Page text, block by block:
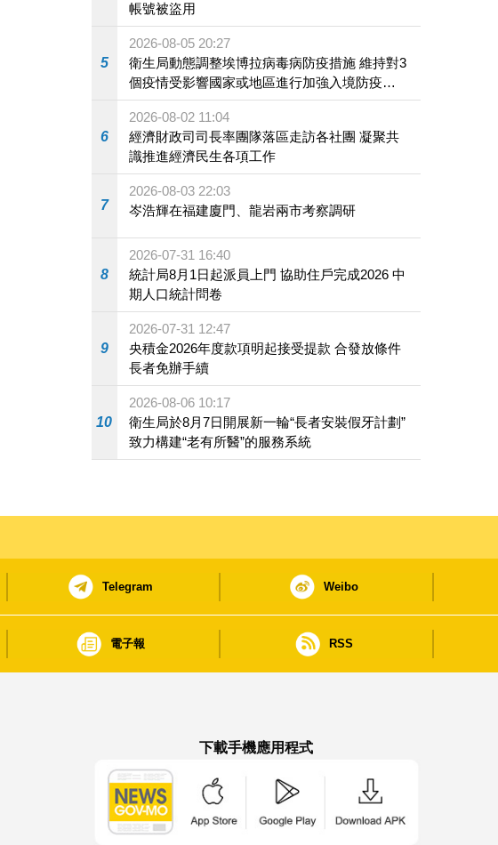
帳號被盜用
5
2026-08-05 20:27
衛生局動態調整埃博拉病毒病防疫措施 維持對3
個疫情受影響國家或地區進行加強入境防疫措
施
6
2026-08-02 11:04
經濟財政司司長率團隊落區走訪各社團 凝聚共
識推進經濟民生各項工作
7
2026-08-03 22:03
岑浩輝在福建廈門、龍岩兩市考察調研
8
2026-07-31 16:40
統計局8月1日起派員上門 協助住戶完成2026 中
期人口統計問卷
9
2026-07-31 12:47
央積金2026年度款項明起接受提款 合發放條件
長者免辦手續
10
2026-08-06 10:17
衛生局於8月7日開展新一輪“長者安裝假牙計劃”
致力構建“老有所醫”的服務系統
Telegram Weibo
電子報 RSS
下載手機應用程式